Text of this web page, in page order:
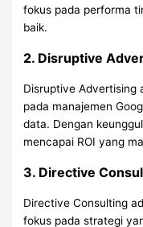
fokus pada performa
baik.
2. Disruptive
Disruptive Advertising
pada manajemen
data. Dengan
mencapai ROI yang
3. Directive
Directive Consulting
fokus pada strategi